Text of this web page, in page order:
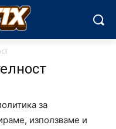
за
използваме и